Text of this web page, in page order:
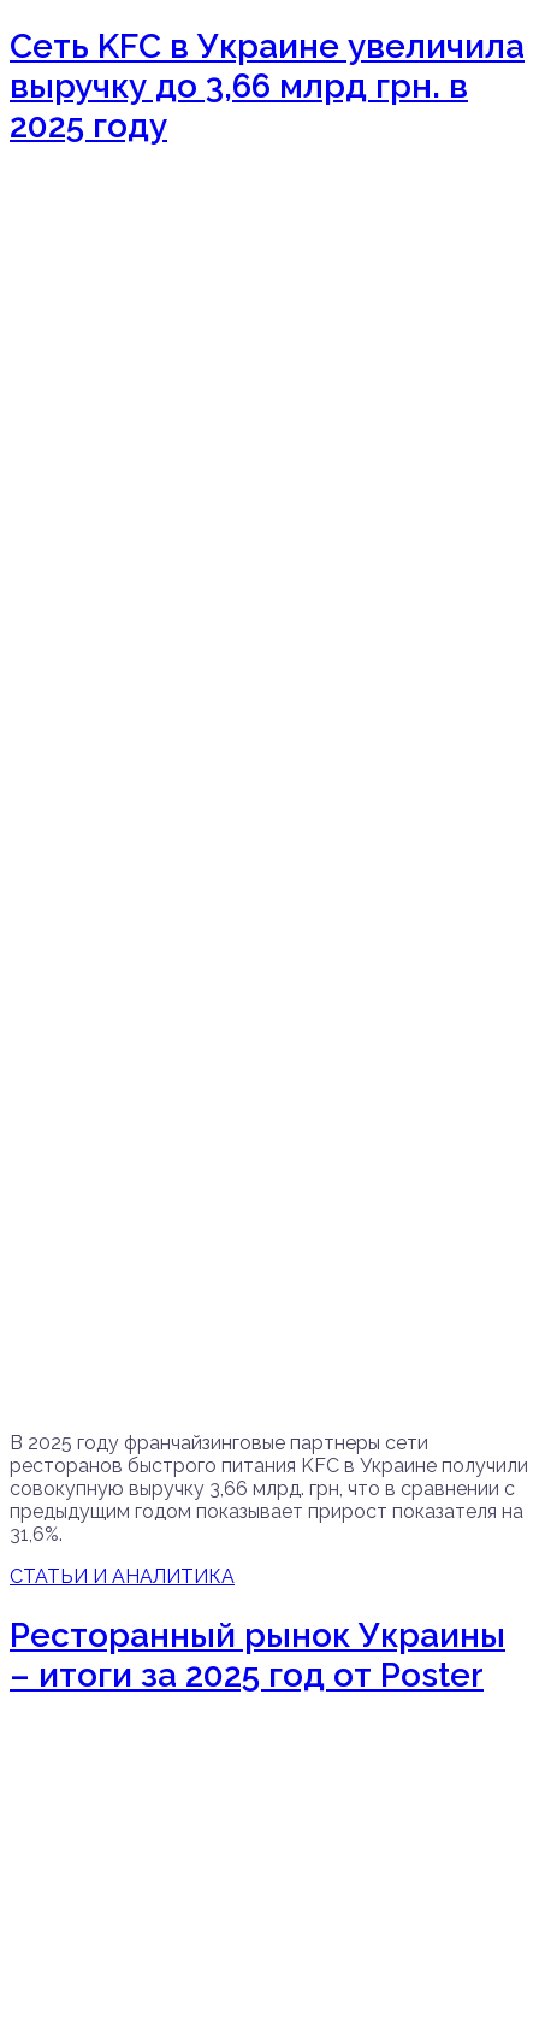
Сеть KFC в Украине увеличила
выручку до 3,66 млрд грн. в
2025 году
В 2025 году франчайзинговые партнеры сети
ресторанов быстрого питания KFC в Украине получили
совокупную выручку 3,66 млрд. грн, что в сравнении с
предыдущим годом показывает прирост показателя на
31,6%.
СТАТЬИ И АНАЛИТИКА
Ресторанный рынок Украины
– итоги за 2025 год от Poster